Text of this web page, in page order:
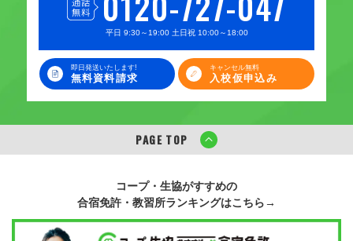
平日 9:30～19:00 土日祝 10:00～18:00
即日発送いたします!
無料資料請求
キャンセル無料
入校仮申込み
PAGE TOP
コープ・生協がすすめの
合宿免許・教習所ランキングはこちら→